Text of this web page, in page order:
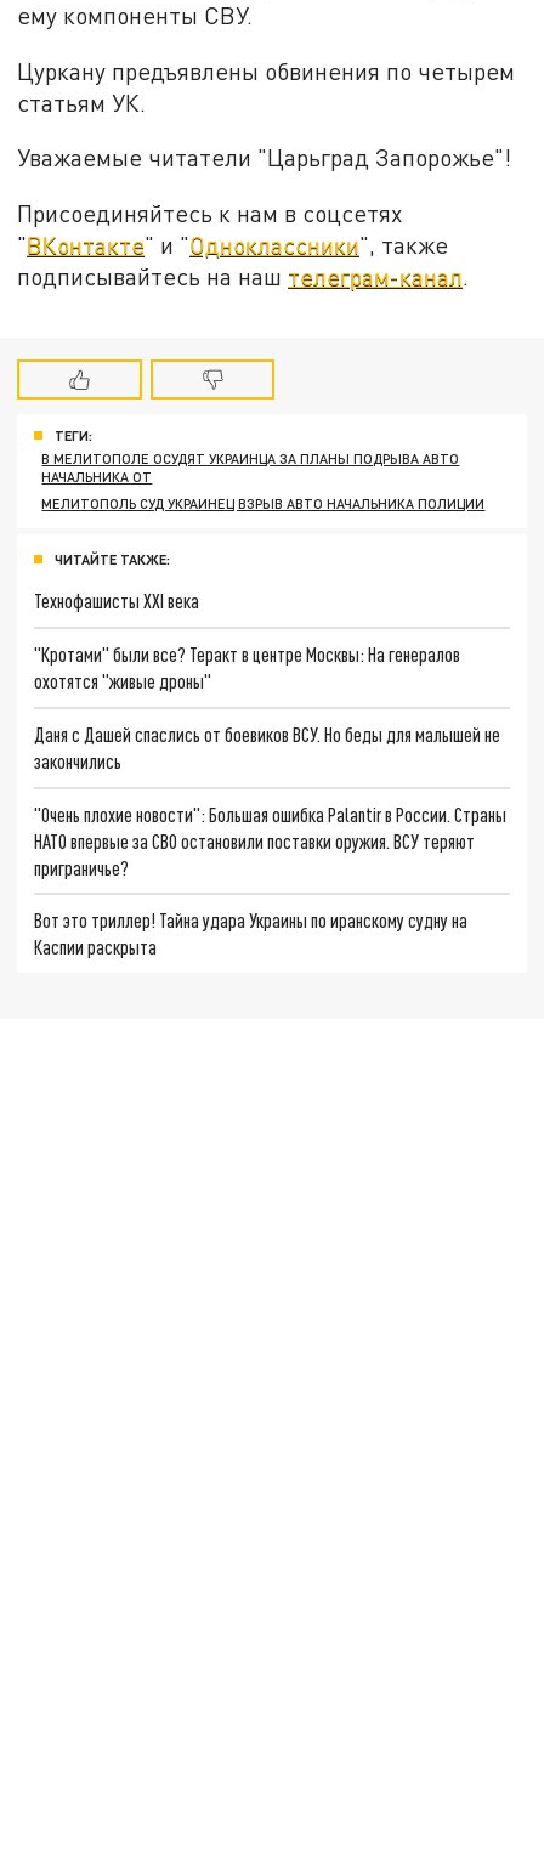
ему компоненты СВУ.
Цуркану предъявлены обвинения по четырем
статьям УК.
Уважаемые читатели "Царьград Запорожье"!
Присоединяйтесь к нам в соцсетях
"ВКонтакте" и "Одноклассники", также
подписывайтесь на наш телеграм-канал.
ТЕГИ:
В МЕЛИТОПОЛЕ ОСУДЯТ УКРАИНЦА ЗА ПЛАНЫ ПОДРЫВА АВТО
НАЧАЛЬНИКА ОТ
МЕЛИТОПОЛЬ СУД УКРАИНЕЦ ВЗРЫВ АВТО НАЧАЛЬНИКА ПОЛИЦИИ
ЧИТАЙТЕ ТАКЖЕ:
Технофашисты XXI века
"Кротами" были все? Теракт в центре Москвы: На генералов
охотятся "живые дроны"
Даня с Дашей спаслись от боевиков ВСУ. Но беды для малышей не
закончились
"Очень плохие новости": Большая ошибка Palantir в России. Страны
НАТО впервые за СВО остановили поставки оружия. ВСУ теряют
приграничье?
Вот это триллер! Тайна удара Украины по иранскому судну на
Каспии раскрыта